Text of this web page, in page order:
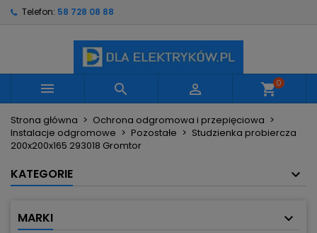
Telefon: 58 728 08 88
   shopping_cart0
Strona główna
Ochrona odgromowa i przepięciowa
Instalacje odgromowe
Pozostałe
Studzienka probiercza
200x200x165 293018 Gromtor
KATEGORIE
MARKI
Utwórz nową listę
Nazwa listy życzeń
Anuluj Utwórz listę życzeń
Musisz być zalogowany by zapisać produkty na
swojej liście życzeń.
Anuluj Zaloguj się